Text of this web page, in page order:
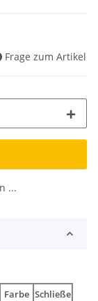
Frage zum Artikel
...
Farbe Schließe